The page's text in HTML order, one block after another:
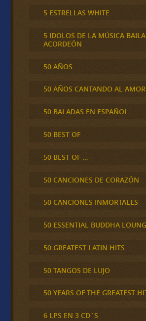
5 ESTRELLAS WHITE
5 IDOLOS DE LA MÚSICA
ACORDEÓN
50 AÑOS
50 AÑOS CANTANDO AL AMOR
50 BALADAS EN ESPAÑOL
50 BEST OF
50 BEST OF …
50 CANCIONES DE CORAZÓN
50 CANCIONES INMORTALES
50 ESSENTIAL BUDDHA
50 GREATEST LATIN HITS
50 TANGOS DE LUJO
50 YEARS OF THE GREATEST
6 LPS EN 3 CD´S